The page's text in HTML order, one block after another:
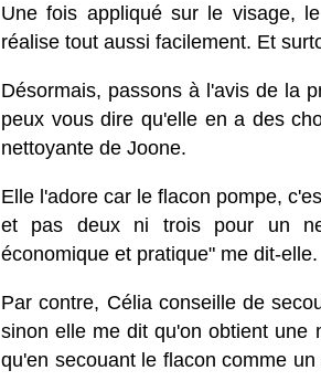
Une fois appliqué sur le visage,
réalise tout aussi facilement. Et
Désormais, passons à l'avis de la
peux vous dire qu'elle en a des
nettoyante de Joone.
Elle l'adore car le flacon pompe,
et pas deux ni trois pour un
économique et pratique" me dit-elle.
Par contre, Célia conseille de
sinon elle me dit qu'on obtient une
qu'en secouant le flacon comme